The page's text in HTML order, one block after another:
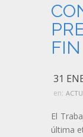
31
en:
El
última